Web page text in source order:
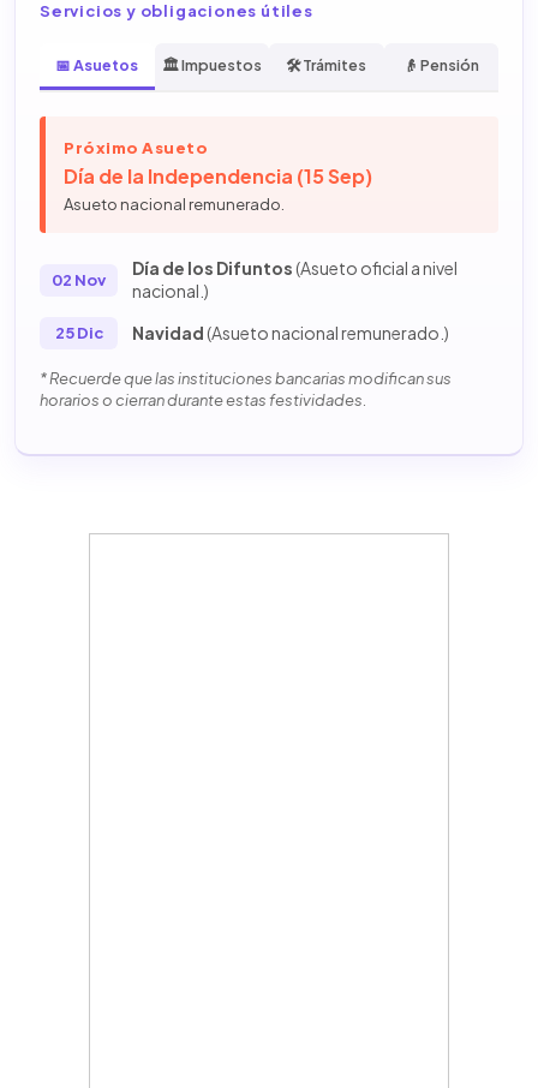
Servicios y obligaciones útiles
📅 Asuetos 🏛️ Impuestos 🛠️ Trámites 👴 Pensión
Próximo Asueto
Día de la Independencia (15 Sep)
Asueto nacional remunerado.
02 Nov
Día de los Difuntos(Asueto oficial a nivel
nacional.)
25 Dic Navidad(Asueto nacional remunerado.)
* Recuerde que las instituciones bancarias modifican sus
horarios o cierran durante estas festividades.